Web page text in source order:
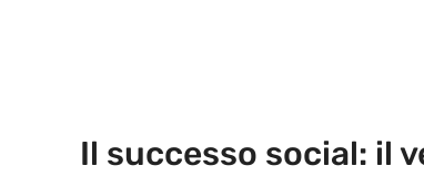
Il successo social: il